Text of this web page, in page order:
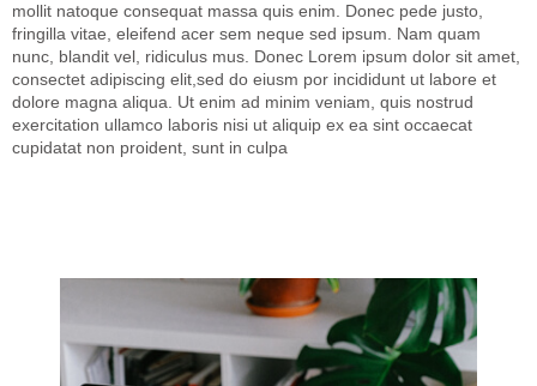
mollit natoque consequat massa quis enim. Donec pede justo,
fringilla vitae, eleifend acer sem neque sed ipsum. Nam quam
nunc, blandit vel, ridiculus mus. Donec Lorem ipsum dolor sit amet,
consectet adipiscing elit,sed do eiusm por incididunt ut labore et
dolore magna aliqua. Ut enim ad minim veniam, quis nostrud
exercitation ullamco laboris nisi ut aliquip ex ea sint occaecat
cupidatat non proident, sunt in culpa